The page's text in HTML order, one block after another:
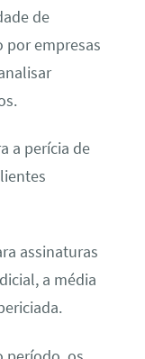
de
por empresas
a perícia de
assinaturas
a média